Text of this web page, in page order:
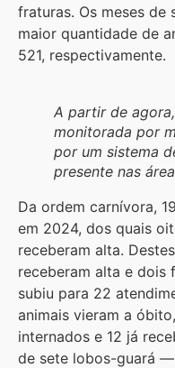
fraturas. Os meses
maior quantidade de
521, respectivamente.
A partir de
monitorada por
por um sistema
presente nas
Da ordem carnívora,
em 2024, dos quais
receberam alta.
receberam alta e dois
subiu para 22
animais vieram a
internados e 12 já
de sete lobos-guará